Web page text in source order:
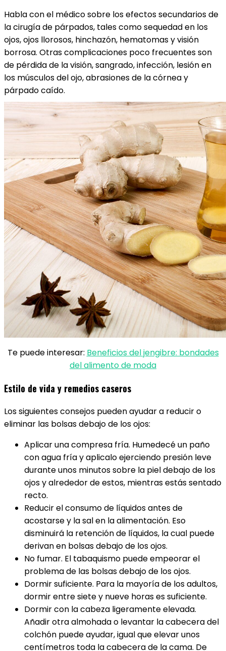
Habla con el médico sobre los efectos secundarios de
la cirugía de párpados, tales como sequedad en los
ojos, ojos llorosos, hinchazón, hematomas y visión
borrosa. Otras complicaciones poco frecuentes son
de pérdida de la visión, sangrado, infección, lesión en
los músculos del ojo, abrasiones de la córnea y
párpado caído.
Te puede interesar: Beneficios del jengibre: bondades
del alimento de moda
Estilo de vida y remedios caseros
Los siguientes consejos pueden ayudar a reducir o
eliminar las bolsas debajo de los ojos:
Aplicar una compresa fría. Humedecé un paño
con agua fría y aplicalo ejerciendo presión leve
durante unos minutos sobre la piel debajo de los
ojos y alrededor de estos, mientras estás sentado
recto.
Reducir el consumo de líquidos antes de
acostarse y la sal en la alimentación. Eso
disminuirá la retención de líquidos, la cual puede
derivan en bolsas debajo de los ojos.
No fumar. El tabaquismo puede empeorar el
problema de las bolsas debajo de los ojos.
Dormir suficiente. Para la mayoría de los adultos,
dormir entre siete y nueve horas es suficiente.
Dormir con la cabeza ligeramente elevada.
Añadir otra almohada o levantar la cabecera del
colchón puede ayudar, igual que elevar unos
centímetros toda la cabecera de la cama. De